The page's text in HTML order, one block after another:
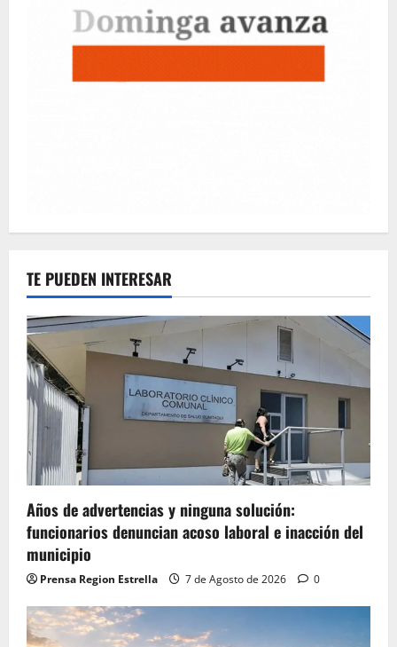
TE PUEDEN INTERESAR
Años de advertencias y ninguna solución:
funcionarios denuncian acoso laboral e inacción del
municipio
Prensa Region Estrella 7 de Agosto de 2026 0